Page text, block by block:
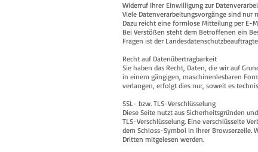
Widerruf Ihrer Einwilligung zur
Viele Datenverarbeitungsvorgänge sind
Dazu reicht eine formlose Mitteilung per E-
Bei Verstößen steht dem Betroffenen ein
Fragen ist der
Recht auf Datenübertragbarkeit
Sie haben das Recht, Daten, die wir auf
in einem gängigen, maschinenlesbaren
verlangen, erfolgt dies nur, soweit es
SSL- bzw. TLS-Verschlüsselung
Diese Seite nutzt aus Sicherheitsgründen
TLS-Verschlüsselung. Eine verschlüsselte
dem Schloss-Symbol in Ihrer Browserzeile.
Dritten mitgelesen werden.